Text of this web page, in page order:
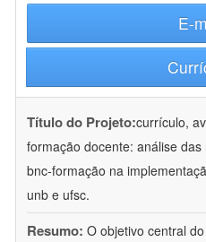
E-
Título do Projeto:currículo,
formação docente: análise
bnc-formação na
unb e ufsc.
Resumo: O objetivo central